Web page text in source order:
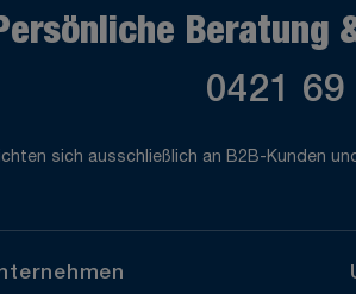
Beratung
0421 69
sich ausschließlich an B2B-Kunden